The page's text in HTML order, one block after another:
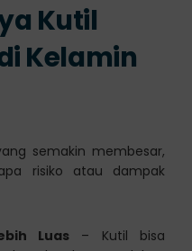
Kutil
Kelamin
semakin membesar,
risiko atau dampak
Luas– Kutil bisa